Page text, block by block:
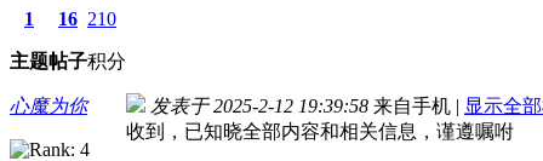
1
主题
16
帖子
210
积分
心魔为你 发表于 2025-2-12 19:39:58 来自手机 | 显示全
收到，已知晓全部内容和相关信息，谨遵嘱咐